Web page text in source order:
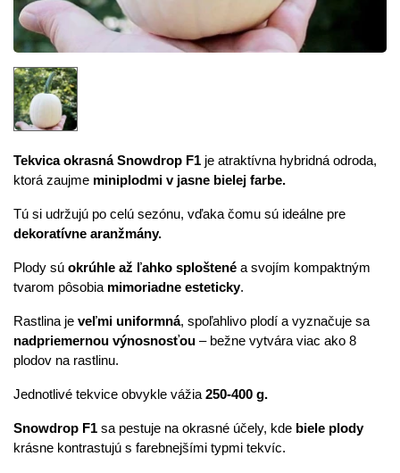
Tekvica okrasná Snowdrop F1 je atraktívna hybridná odroda,
ktorá zaujme miniplodmi v jasne bielej farbe.
Tú si udržujú po celú sezónu, vďaka čomu sú ideálne pre
dekoratívne aranžmány.
Plody sú okrúhle až ľahko sploštené a svojím kompaktným
tvarom pôsobia mimoriadne esteticky.
Rastlina je veľmi uniformná, spoľahlivo plodí a vyznačuje sa
nadpriemernou výnosnosťou – bežne vytvára viac ako 8
plodov na rastlinu.
Jednotlivé tekvice obvykle vážia 250-400 g.
Snowdrop F1 sa pestuje na okrasné účely, kde biele plody
krásne kontrastujú s farebnejšími typmi tekvíc.